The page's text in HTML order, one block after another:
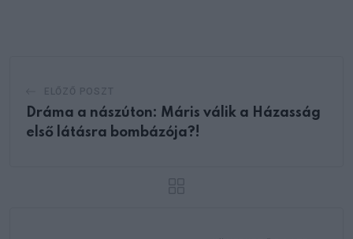
Dráma a nászúton: Máris válik a Házasság
első látásra bombázója?!